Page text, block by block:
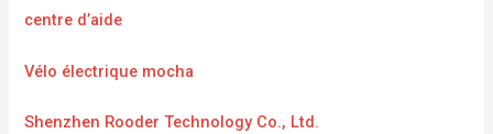
centre d’aide
Vélo électrique mocha
Shenzhen Rooder Technology Co., Ltd.